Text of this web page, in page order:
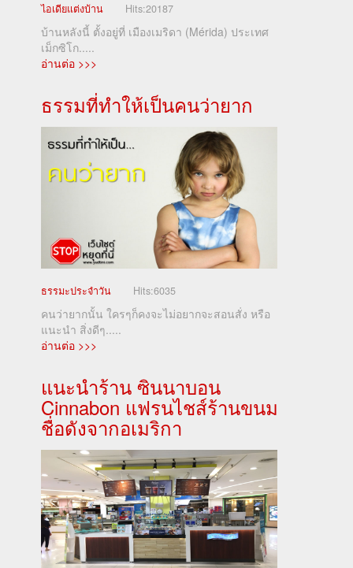
ไอเดียแต่งบ้าน Hits:20187
บ้านหลังนี้ ตั้งอยู่ที่ เมืองเมริดา (Mérida) ประเทศ
เม็กซิโก.....
อ่านต่อ >>>
ธรรมที่ทำให้เป็นคนว่ายาก
ธรรมะประจำวัน Hits:6035
คนว่ายากนั้น ใครๆก็คงจะไม่อยากจะสอนสั่ง หรือ
แนะนำ สิ่งดีๆ.....
อ่านต่อ >>>
แนะนำร้าน ซินนาบอน
Cinnabon แฟรนไชส์ร้านขนม
ชื่อดังจากอเมริกา